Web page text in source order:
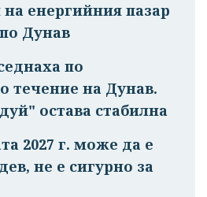
на енергийния пазар
Дунав
по
течение на Дунав.
остава стабилна
2027 г. може да е
не е сигурно за